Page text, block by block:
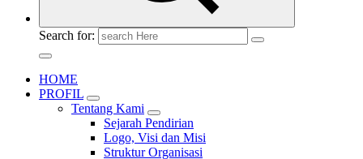
Search for:
HOME
PROFIL
Tentang Kami
Sejarah Pendirian
Logo, Visi dan Misi
Struktur Organisasi